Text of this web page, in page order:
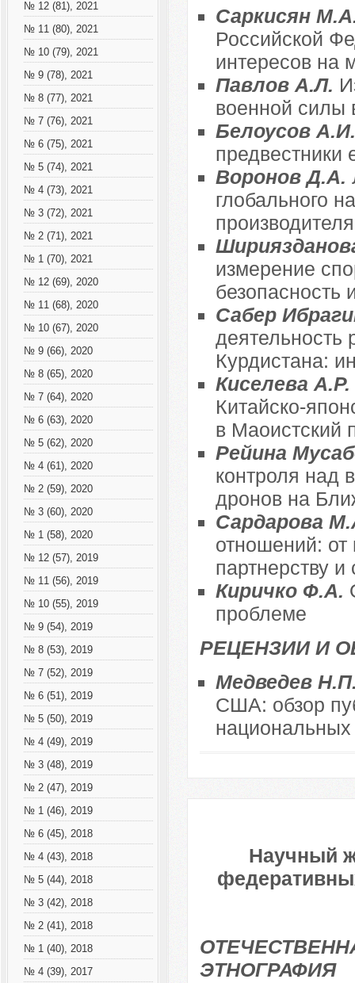
№ 12 (81), 2021
№ 11 (80), 2021
№ 10 (79), 2021
№ 9 (78), 2021
№ 8 (77), 2021
№ 7 (76), 2021
№ 6 (75), 2021
№ 5 (74), 2021
№ 4 (73), 2021
№ 3 (72), 2021
№ 2 (71), 2021
№ 1 (70), 2021
№ 12 (69), 2020
№ 11 (68), 2020
№ 10 (67), 2020
№ 9 (66), 2020
№ 8 (65), 2020
№ 7 (64), 2020
№ 6 (63), 2020
№ 5 (62), 2020
№ 4 (61), 2020
№ 2 (59), 2020
№ 3 (60), 2020
№ 1 (58), 2020
№ 12 (57), 2019
№ 11 (56), 2019
№ 10 (55), 2019
№ 9 (54), 2019
№ 8 (53), 2019
№ 7 (52), 2019
№ 6 (51), 2019
№ 5 (50), 2019
№ 4 (49), 2019
№ 3 (48), 2019
№ 2 (47), 2019
№ 1 (46), 2019
№ 6 (45), 2018
№ 4 (43), 2018
№ 5 (44), 2018
№ 3 (42), 2018
№ 2 (41), 2018
№ 1 (40), 2018
№ 4 (39), 2017
Саркисян
Российской
интересов на
Павлов А.Л.
военной силы
Белоусов
предвестники
Воронов Д.А.
глобального
измерение
безопасность
Сабер
деятельность
Курдистана:
Киселева А.Р.
Китайско-
в Маоистский
Рейина
контроля над
дронов на
Сардарова
отношений: от
партнерству
Киричко Ф.А.
проблеме
РЕЦЕНЗИИ И
Медведев
США: обзор
Научный
ЭТНОГРАФИЯ